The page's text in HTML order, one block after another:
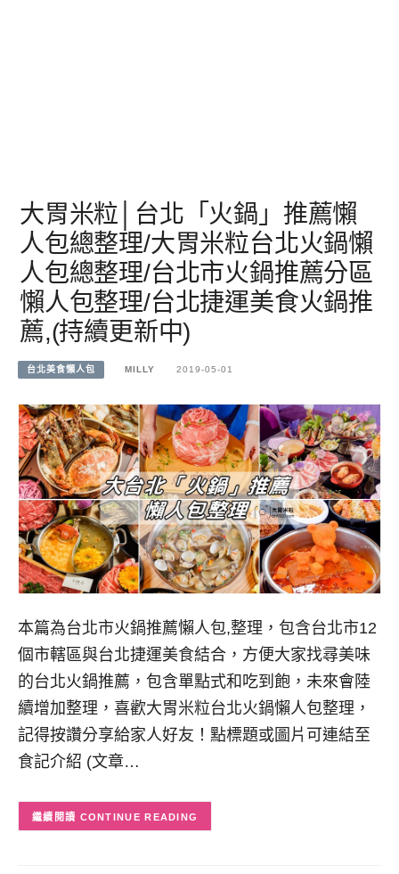
大胃米粒│台北「火鍋」推薦懶
人包總整理/大胃米粒台北火鍋懶
人包總整理/台北市火鍋推薦分區
懶人包整理/台北捷運美食火鍋推
薦,(持續更新中)
台北美食懶人包 MILLY 2019-05-01
本篇為台北市火鍋推薦懶人包,整理，包含台北市12
個市轄區與台北捷運美食結合，方便大家找尋美味
的台北火鍋推薦，包含單點式和吃到飽，未來會陸
續增加整理，喜歡大胃米粒台北火鍋懶人包整理，
記得按讚分享給家人好友！點標題或圖片可連結至
食記介紹 (文章…
CONTINUE READING